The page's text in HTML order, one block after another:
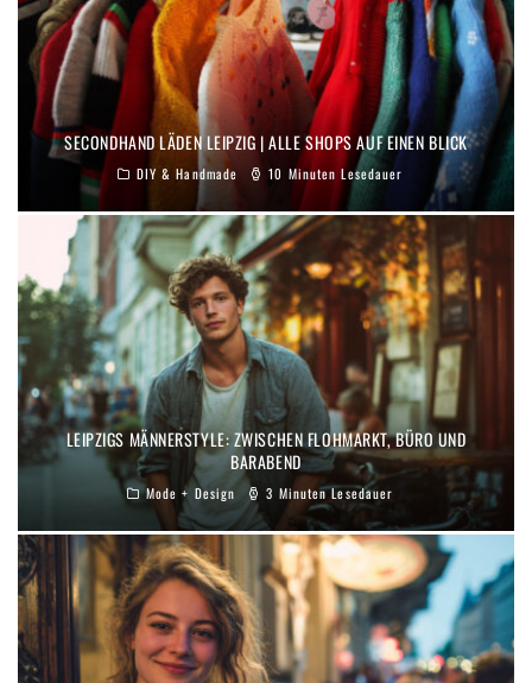
SECONDHAND LÄDEN LEIPZIG | ALLE SHOPS AUF EINEN BLICK
DIY & Handmade 10 Minuten Lesedauer
LEIPZIGS MÄNNERSTYLE: ZWISCHEN FLOHMARKT, BÜRO UND
BARABEND
Mode + Design 3 Minuten Lesedauer